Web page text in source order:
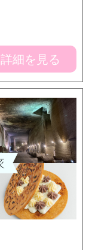
詳細を見る